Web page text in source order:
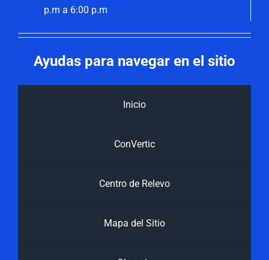
p.m a 6:00 p.m
Ayudas para navegar en el sitio
Inicio
ConVertic
Centro de Relevo
Mapa del Sitio